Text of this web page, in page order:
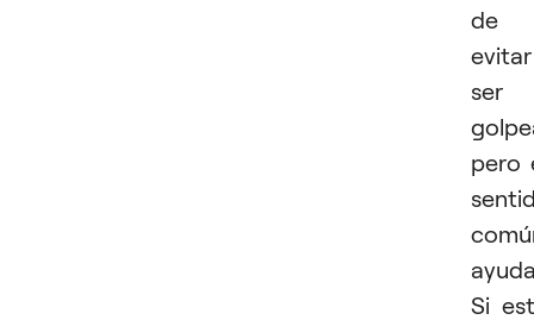
de
evitar
ser
pero
Si